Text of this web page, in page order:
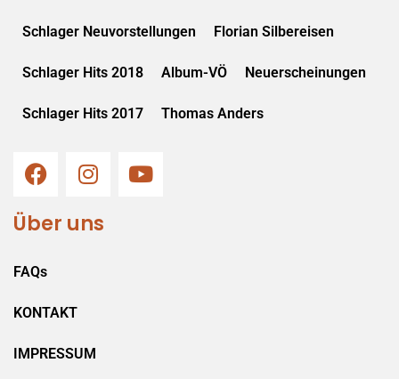
Schlager Neuvorstellungen Florian Silbereisen
Schlager Hits 2018 Album-VÖ Neuerscheinungen
Schlager Hits 2017 Thomas Anders
Über uns
FAQs
KONTAKT
IMPRESSUM